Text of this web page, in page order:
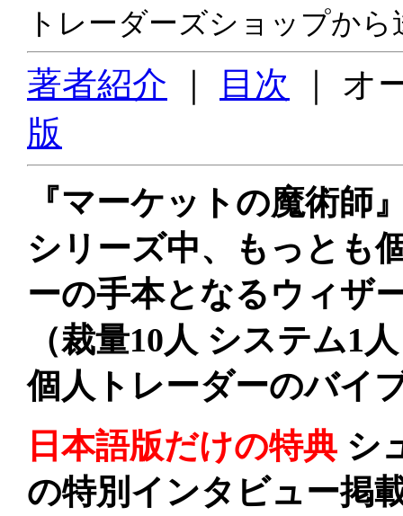
トレーダーズショップか
著者紹介 ｜ 目次 ｜ オ
版
『マーケットの魔術師
シリーズ中、もっとも
ーの手本となるウィザ
（裁量10人 システム1
個人トレーダーのバイ
日本語版だけの特典 シ
の特別インタビュー掲